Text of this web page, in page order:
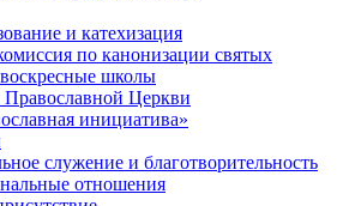
и катехизация
по канонизации святых
школы
Церкви
инициатива»
служение и благотворительность
отношения